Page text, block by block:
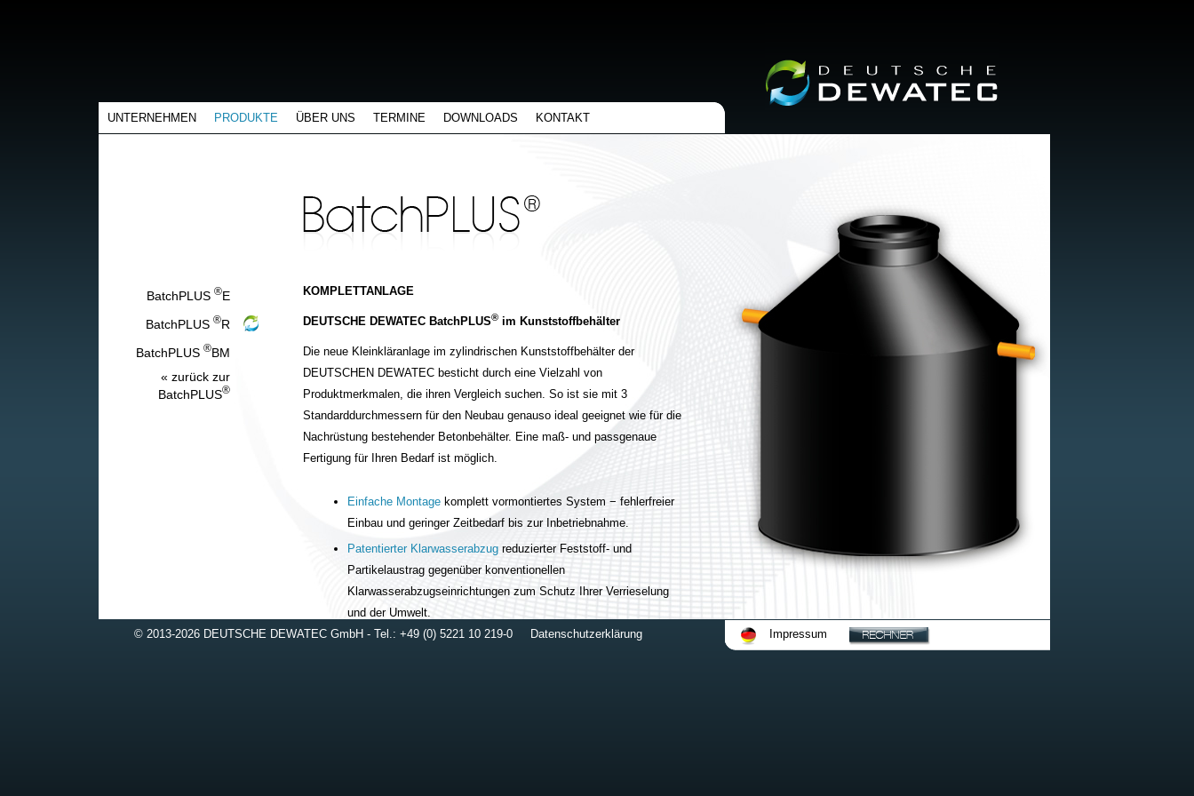
UNTERNEHMEN PRODUKTE ÜBER UNS TERMINE DOWNLOADS KONTAKT
BatchPLUS ®E
BatchPLUS ®R
BatchPLUS ®BM
« zurück zur
BatchPLUS®
KOMPLETTANLAGE
DEUTSCHE DEWATEC BatchPLUS® im Kunststoffbehälter
Die neue Kleinkläranlage im zylindrischen Kunststoffbehälter der
DEUTSCHEN DEWATEC besticht durch eine Vielzahl von
Produktmerkmalen, die ihren Vergleich suchen. So ist sie mit 3
Standarddurchmessern für den Neubau genauso ideal geeignet wie für die
Nachrüstung bestehender Betonbehälter. Eine maß- und passgenaue
Fertigung für Ihren Bedarf ist möglich.
Einfache Montage komplett vormontiertes System − fehlerfreier
Einbau und geringer Zeitbedarf bis zur Inbetriebnahme.
Patentierter Klarwasserabzug reduzierter Feststoff- und
Partikelaustrag gegenüber konventionellen
Klarwasserabzugseinrichtungen zum Schutz Ihrer Verrieselung
und der Umwelt.
Absolute Alterungsresistenzaller Komponenten gegenüber
© 2013-2026 DEUTSCHE DEWATEC GmbH - Tel.: +49 (0) 5221 10 219-0 Datenschutzerklärung Impressum